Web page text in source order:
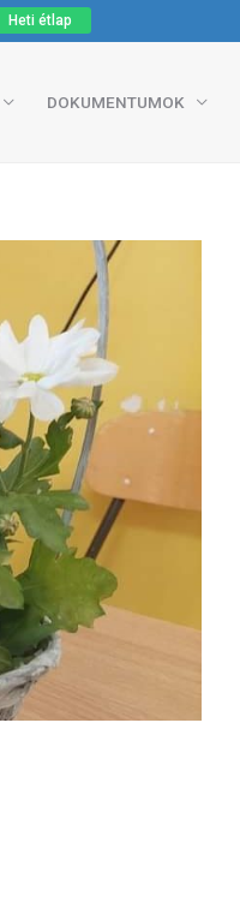
Heti étlap
DOKUMENTUMOK